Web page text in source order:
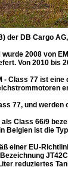
der DB Cargo
wurde 2008 von
Von 2010 bis
- Class 77 ist
77, und
Class 66/9
Belgien ist die
einer EU-
reduziertes